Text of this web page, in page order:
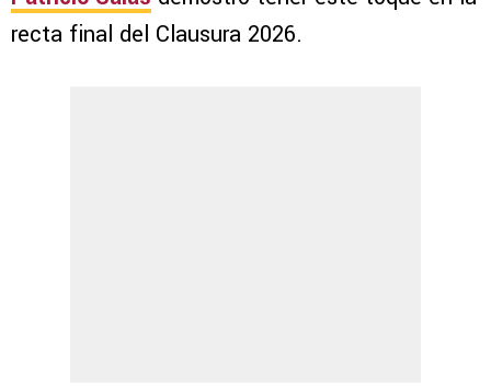
recta final del Clausura 2026.